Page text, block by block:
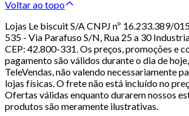
Voltar ao topo
Lojas Le biscuit S/A CNPJ nº 16.233.389/
535 - Via Parafuso S/N, Rua 25 a 30
CEP: 42.800-331. Os preços, promoções e
pagamento são válidos durante o dia de
TeleVendas, não valendo necessariamente
lojas físicas. O frete não está incluído no
Ofertas válidas enquanto durarem nossos
produtos são meramente ilustrativas.